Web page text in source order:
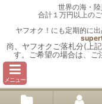
世界の海・陸
合計１万円以上の
ヤフオク！にも定期的に
尚、ヤフオクご落札分(上
す。ご希望の場合は、ご
メニュー